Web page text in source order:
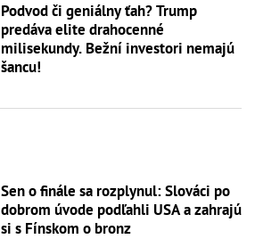
Podvod či geniálny ťah? Trump
predáva elite drahocenné
milisekundy. Bežní investori nemajú
šancu!
Sen o finále sa rozplynul: Slováci po
dobrom úvode podľahli USA a zahrajú
si s Fínskom o bronz